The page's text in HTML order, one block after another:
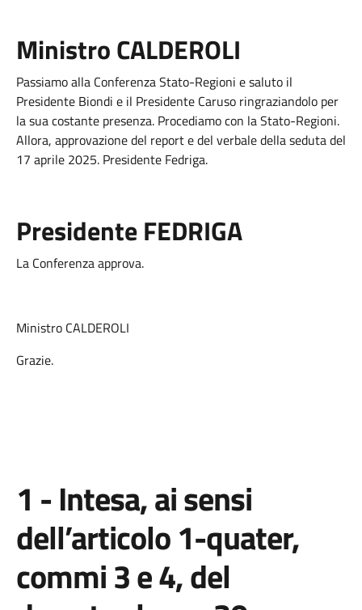
Ministro CALDEROLI
Passiamo alla Conferenza Stato-Regioni e saluto il
Presidente Biondi e il Presidente Caruso ringraziandolo per
la sua costante presenza. Procediamo con la Stato-Regioni.
Allora, approvazione del report e del verbale della seduta del
17 aprile 2025. Presidente Fedriga.
Presidente FEDRIGA
La Conferenza approva.
Ministro CALDEROLI
Grazie.
1 - Intesa, ai sensi
dell’articolo 1-quater,
commi 3 e 4, del